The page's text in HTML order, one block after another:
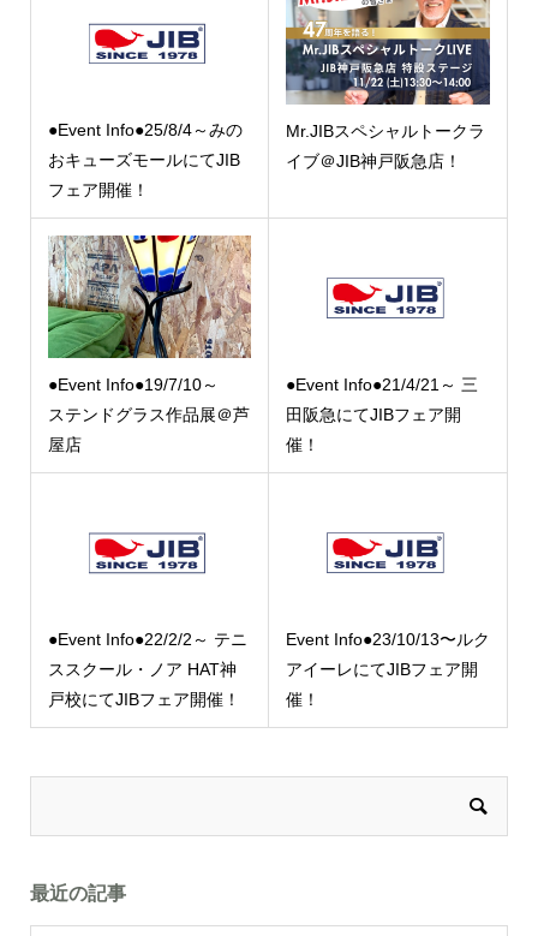
●Event Info●25/8/4～みの
おキューズモールにてJIB
フェア開催！
Mr.JIBスペシャルトークラ
イブ＠JIB神戸阪急店！
●Event Info●19/7/10～
ステンドグラス作品展＠芦
屋店
●Event Info●21/4/21～ 三
田阪急にてJIBフェア開
催！
●Event Info●22/2/2～ テニ
ススクール・ノア HAT神
戸校にてJIBフェア開催！
Event Info●23/10/13〜ルク
アイーレにてJIBフェア開
催！
最近の記事